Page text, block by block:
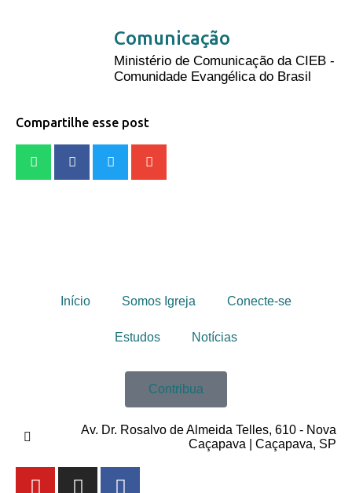
Comunicação
Ministério de Comunicação da CIEB -
Comunidade Evangélica do Brasil
Compartilhe esse post
Início Somos Igreja Conecte-se
Estudos Notícias
Contribua
Av. Dr. Rosalvo de Almeida Telles, 610 - Nova
Caçapava | Caçapava, SP